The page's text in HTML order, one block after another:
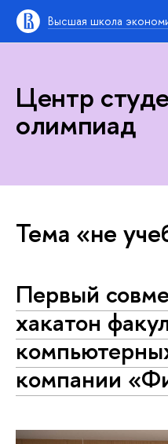
Высшая школа
Центр
олимпиад
Тема «не
Первый
хакатон
компании